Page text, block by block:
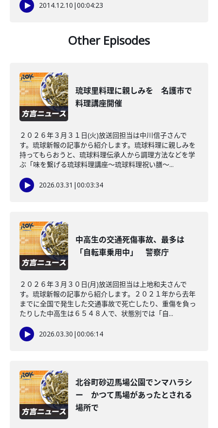
2014.12.10 |00:04:23
Other Episodes
琉球里料理に親しみを 名護市で
料理講座開催
２０２６年３月３１日(火)放送回担当は中川信子さんで
す。琉球新報の記事から紹介します。琉球料理に親しみを
持ってもらおうと、琉球料理伝承人から調理方法などを学
ぶ「味を繋げる琉球料理講座～琉球料理祝い膳～...
2026.03.31 |00:03:34
中高生の交通死傷事故、最多は
「自転車乗用中」 警察庁
２０２６年３月３０日(月)放送回担当は上地和夫さんで
す。琉球新報の記事から紹介します。２０２１年から去年
までに全国で発生した交通事故で死亡したり、重傷を負っ
たりした中高生は６５４８人で、状態別では「自...
2026.03.30 |00:06:14
北谷町砂辺馬場公園でンマハラシ
ー かつて馬場があったとされる
場所で